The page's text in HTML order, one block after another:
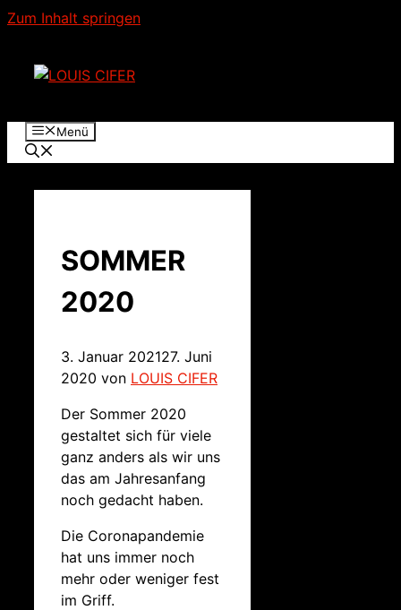
Zum Inhalt springen
Menü
SOMMER
2020
3. Januar 202127. Juni
2020 von LOUIS CIFER
Der Sommer 2020
gestaltet sich für viele
ganz anders als wir uns
das am Jahresanfang
noch gedacht haben.
Die Coronapandemie
hat uns immer noch
mehr oder weniger fest
im Griff.